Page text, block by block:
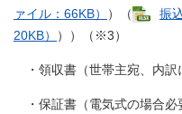
ァイル：66KB）
）（
振
20KB）
））（※3）
・領収書（世帯主宛、内訳
・保証書（電気式の場合必